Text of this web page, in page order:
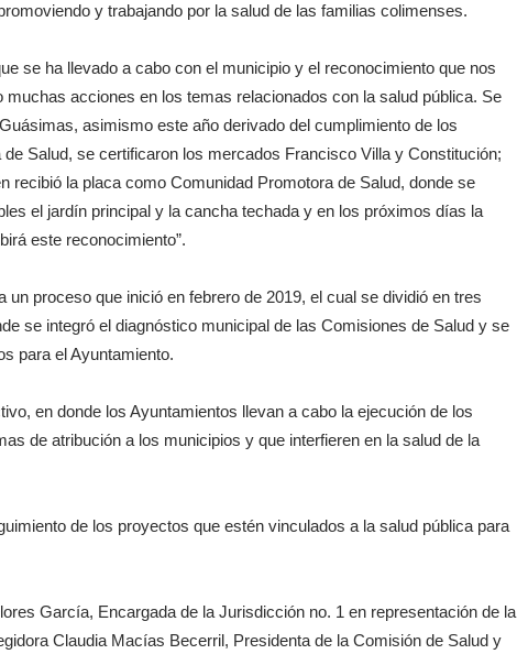
y trabajando por la salud de las familias colimenses.
se ha llevado a cabo con el municipio y el reconocimiento que nos
muchas acciones en los temas relacionados con la salud pública. Se
asimismo este año derivado del cumplimiento de los
Salud, se certificaron los mercados Francisco Villa y Constitución;
recibió la placa como Comunidad Promotora de Salud, donde se
el jardín principal y la cancha techada y en los próximos días la
este reconocimiento”.
un proceso que inició en febrero de 2019, el cual se dividió en tres
se integró el diagnóstico municipal de las Comisiones de Salud y se
para el Ayuntamiento.
en donde los Ayuntamientos llevan a cabo la ejecución de los
de atribución a los municipios y que interfieren en la salud de la
de los proyectos que estén vinculados a la salud pública para
García, Encargada de la Jurisdicción no. 1 en representación de la
Claudia Macías Becerril, Presidenta de la Comisión de Salud y